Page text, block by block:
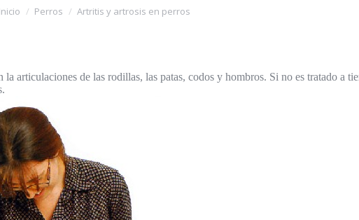
aquí:
Inicio Perros Artritis y artrosis en perros
articulaciones de las rodillas, las patas, codos y hombros. Si no es tratado a